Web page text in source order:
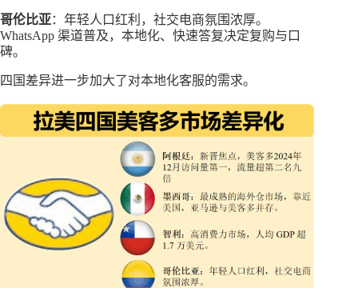
哥伦比亚 ：年轻人口红利，社交电商氛围浓厚。
WhatsApp 渠道普及，本地化、快速答复决定复购与口
碑。
四国差异进一步加大了对本地化客服的需求。